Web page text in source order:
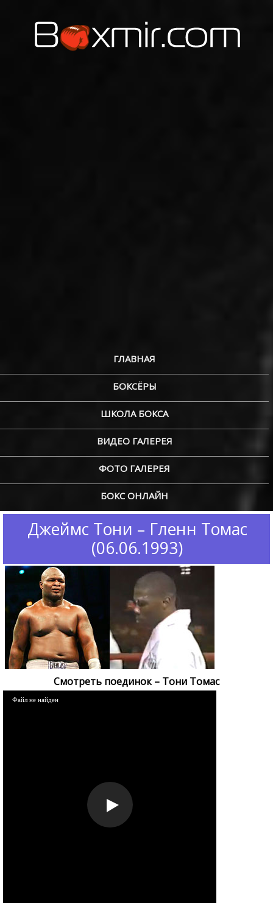
ГЛАВНАЯ
БОКСЁРЫ
ШКОЛА БОКСА
ВИДЕО ГАЛЕРЕЯ
ФОТО ГАЛЕРЕЯ
БОКС ОНЛАЙН
Джеймс Тони – Гленн Томас
(06.06.1993)
Смотреть поединок – Тони Томас
Файл не найден